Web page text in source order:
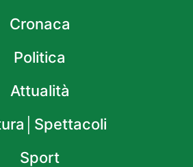
Cronaca
Politica
Attualità
Sport